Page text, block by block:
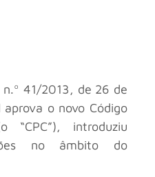
41/2013, de 26 de
o novo Código
“CPC”), introduziu
no âmbito do